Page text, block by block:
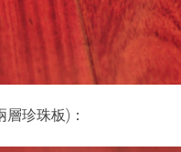
珍珠板)：